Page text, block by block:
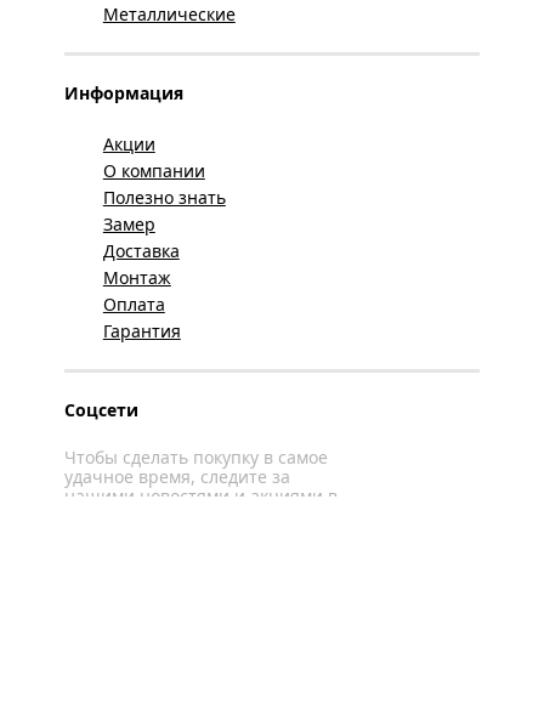
Металлические
Информация
Акции
О компании
Полезно знать
Замер
Доставка
Монтаж
Оплата
Гарантия
Соцсети
Чтобы сделать покупку в самое
удачное время, следите за
нашими новостями и акциями в